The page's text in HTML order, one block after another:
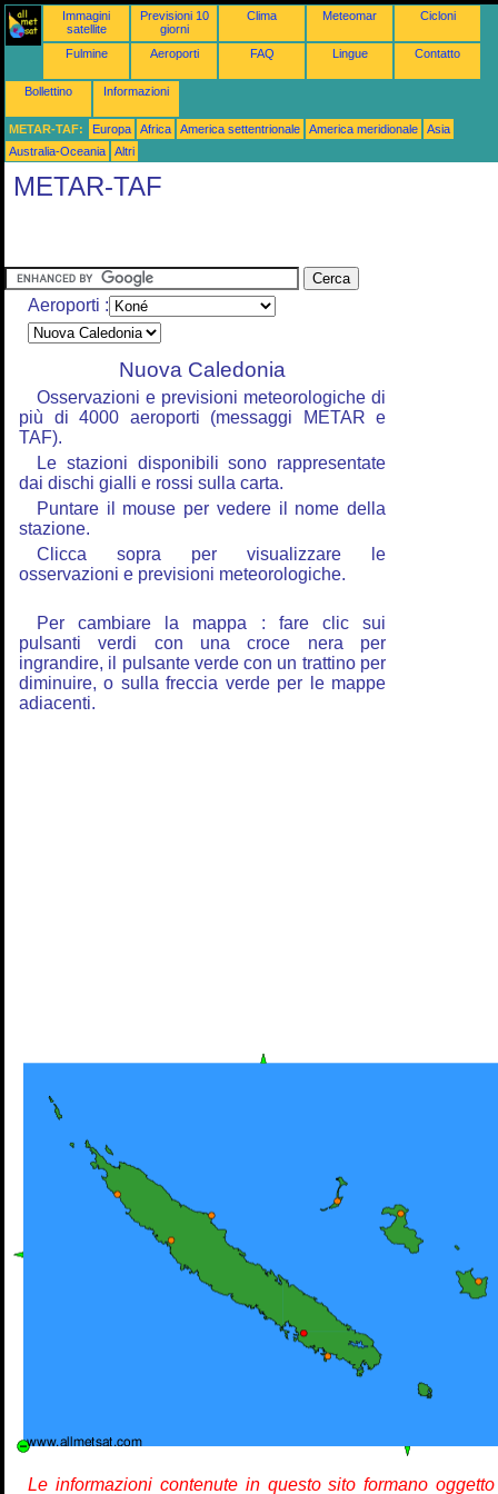
Immagini
satellite
Previsioni 10
giorni
Clima Meteomar Cicloni
Fulmine Aeroporti FAQ Lingue Contatto
Bollettino Informazioni
METAR-TAF: Europa Africa America settentrionale America meridionale
Asia
Australia-Oceania
Altri
METAR-TAF
Aeroporti :
Nuova Caledonia
Osservazioni e previsioni meteorologiche di
più di 4000 aeroporti (messaggi METAR e
TAF).
Le stazioni disponibili sono rappresentate
dai dischi gialli e rossi sulla carta.
Puntare il mouse per vedere il nome della
stazione.
Clicca sopra per visualizzare le
osservazioni e previsioni meteorologiche.
Per cambiare la mappa : fare clic sui
pulsanti verdi con una croce nera per
ingrandire, il pulsante verde con un trattino per
diminuire, o sulla freccia verde per le mappe
adiacenti.
Le informazioni contenute in questo sito formano